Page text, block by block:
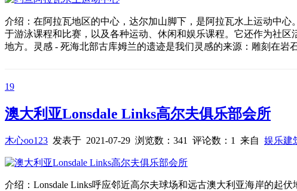
介绍：在阿拉瓦地区的中心，达尔加山脚下，是阿拉瓦水上运动中
于游泳课程和比赛，以及各种运动、休闲和娱乐课程。它还作为社
地方。灵感 - 死海北部古库姆兰的遗迹是我们灵感的来源：雕刻在岩
19
澳大利亚Lonsdale Links高尔夫俱乐部会所
木心oo123 发表于 2021-07-29 浏览数：341 评论数：1 来自 娱乐建
介绍：Lonsdale Links呼应邻近高尔夫球场和远古澳大利亚海岸的起